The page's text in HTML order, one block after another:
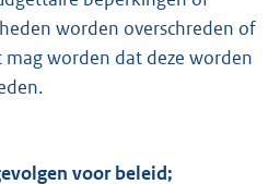
worden overschreden of
mag worden dat deze worden
voor beleid;